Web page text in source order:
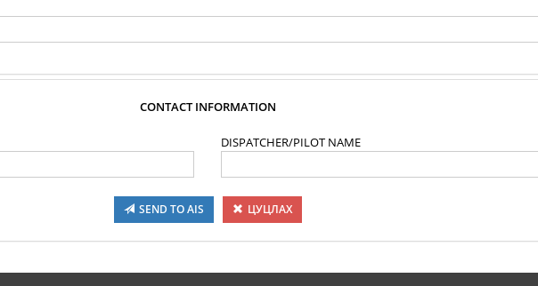
CONTACT INFORMATION
DISPATCHER/PILOT NAME
SEND TO AIS ЦУЦЛАХ